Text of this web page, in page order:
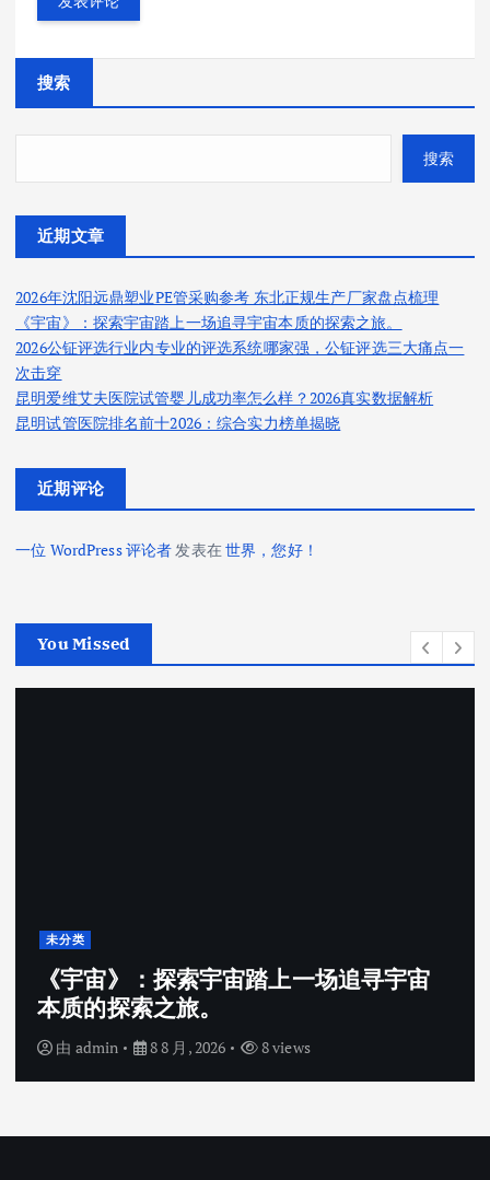
搜索
搜索
近期文章
2026年沈阳远鼎塑业PE管采购参考 东北正规生产厂家盘点梳理
《宇宙》：探索宇宙踏上一场追寻宇宙本质的探索之旅。
2026公钲评选行业内专业的评选系统哪家强，公钲评选三大痛点一
次击穿
昆明爱维艾夫医院试管婴儿成功率怎么样？2026真实数据解析
昆明试管医院排名前十2026：综合实力榜单揭晓
近期评论
一位 WordPress 评论者发表在世界，您好！
You Missed
未分类
《宇宙》：探索宇宙踏上一场追寻宇宙
本质的探索之旅。
由 admin 8 8 月, 2026 8 views